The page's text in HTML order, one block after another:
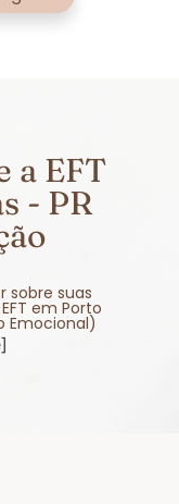
a EFT
- PR
sobre suas
em Porto
Emocional)